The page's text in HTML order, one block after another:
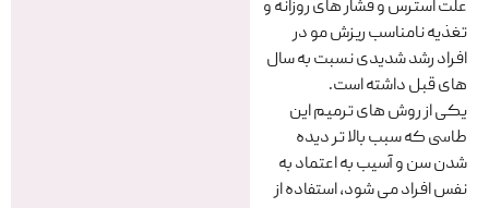
علت استرس و فشار های روزانه و
تغذیه نامناسب ریزش مو در
افراد رشد شدیدی نسبت به سال
های قبل داشته است.
یکی از روش های ترمیم این
طاسی که سبب بالا تر دیده
شدن سن و آسیب به اعتماد به
نفس افراد می شود، استفاده از